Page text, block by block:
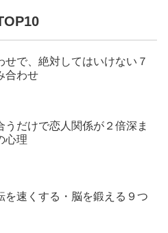
せで、絶対してはいけない７
合わせ
うだけで恋人関係が２倍深ま
心理
を速くする・脳を鍛える９つ